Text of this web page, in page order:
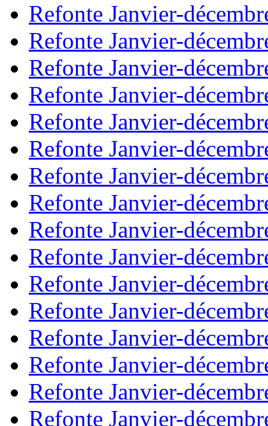
Refonte Janvier-
Refonte Janvier-
Refonte Janvier-
Refonte Janvier-
Refonte Janvier-
Refonte Janvier-
Refonte Janvier-
Refonte Janvier-
Refonte Janvier-
Refonte Janvier-
Refonte Janvier-
Refonte Janvier-
Refonte Janvier-
Refonte Janvier-
Refonte Janvier-
Refonte Janvier-